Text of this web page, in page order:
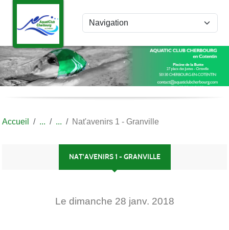
Accueil Nat'avenirs 1 - Granville
NAT'AVENIRS 1 - GRANVILLE
Le dimanche 28 janv. 2018
Panneau de gestion des cookies